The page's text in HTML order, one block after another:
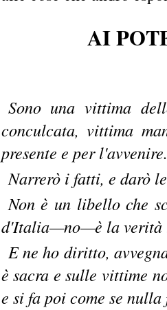
AI
Sono una vittima
conculcata, vittima
presente e per l'avvenire.
Narrerò i fatti, e darò
Non è un libello che
d'Italia—no—è la verità
E ne ho diritto,
è sacra e sulle vittime
e si fa poi come se nulla